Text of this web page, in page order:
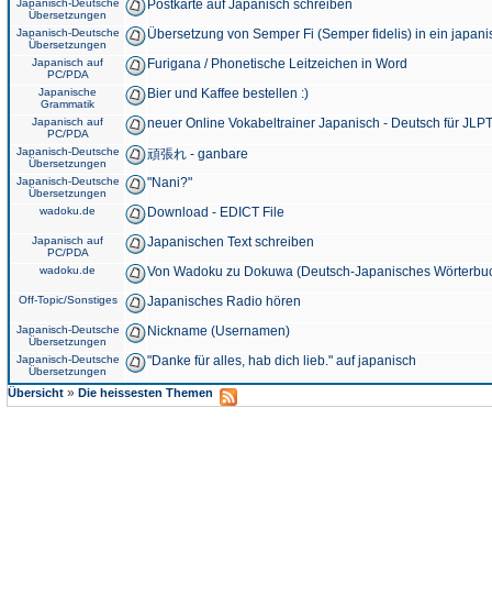
Japanisch-Deutsche
Übersetzungen
Postkarte auf Japanisch schreiben
Japanisch-Deutsche
Übersetzungen
Übersetzung von Semper Fi (Semper fidelis) in ein
Japanisch auf
PC/PDA
Furigana / Phonetische Leitzeichen in Word
Japanische
Grammatik
Bier und Kaffee bestellen :)
Japanisch auf
PC/PDA
neuer Online Vokabeltrainer Japanisch - Deutsch für
Japanisch-Deutsche
Übersetzungen
頑張れ - ganbare
Japanisch-Deutsche
Übersetzungen
"Nani?"
wadoku.de Download - EDICT File
Japanisch auf
PC/PDA
Japanischen Text schreiben
wadoku.de Von Wadoku zu Dokuwa (Deutsch-Japanisches
Off-Topic/Sonstiges Japanisches Radio hören
Japanisch-Deutsche
Übersetzungen
Nickname (Usernamen)
Japanisch-Deutsche
Übersetzungen
"Danke für alles, hab dich lieb." auf japanisch
Übersicht » Die heissesten Themen